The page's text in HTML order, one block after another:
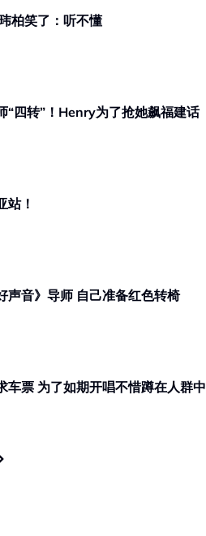
柏笑了：听不懂
“四转”！Henry为了抢她飙福建话
站！
会玩！薛之谦演唱会官宣担任《中国好声音》导师 自己准备红色转椅
薛之谦被劳动节长假害惨！网上公开求车票 为了如期开唱不惜蹲在人群中